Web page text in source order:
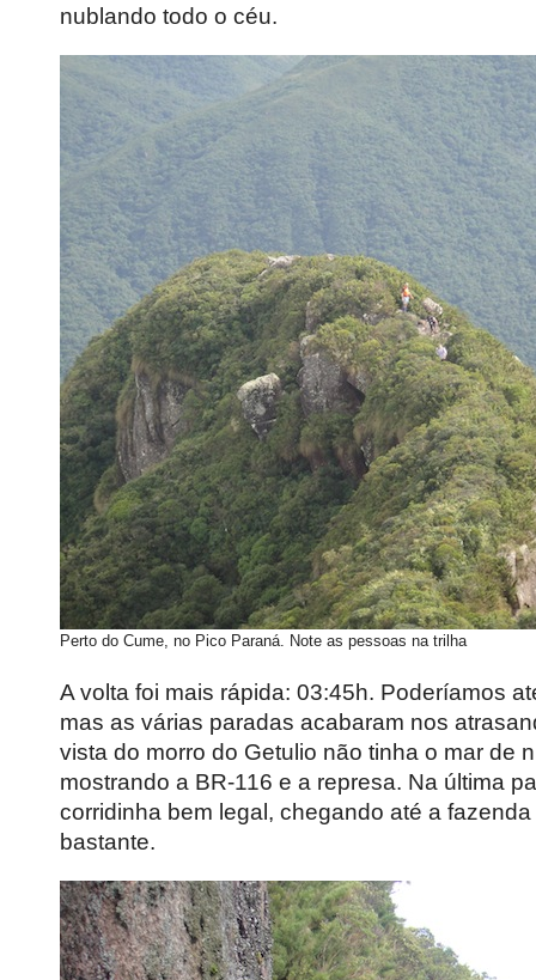
nublando todo o céu.
Perto do Cume, no Pico Paraná. Note as pessoas na trilha
A volta foi mais rápida: 03:45h. Poderíamos
mas as várias paradas acabaram nos
vista do morro do Getulio não tinha o mar de
mostrando a BR-116 e a represa. Na última
corridinha bem legal, chegando até a
bastante.